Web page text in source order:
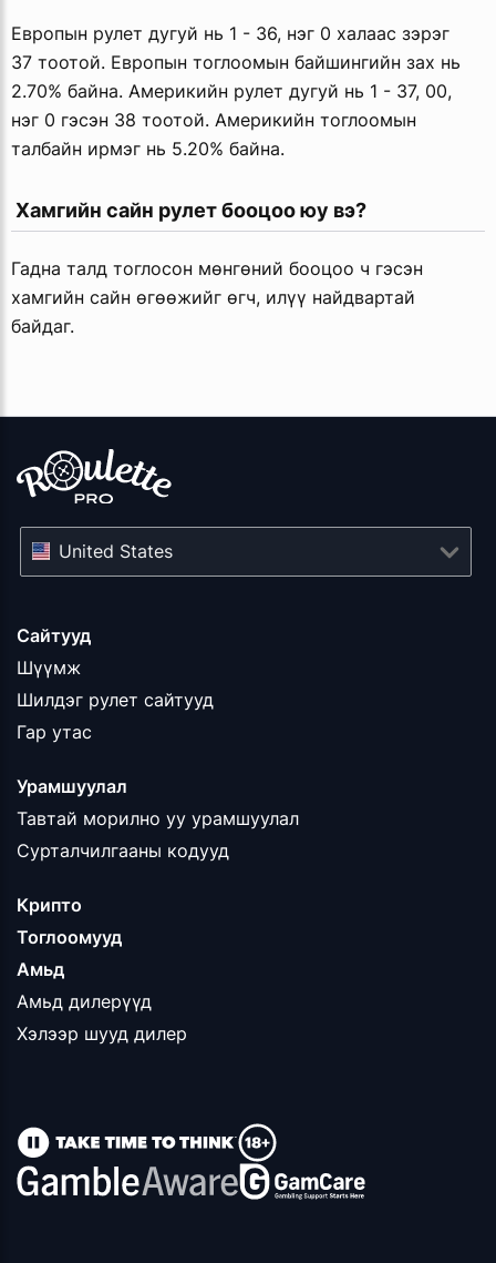
Европын рулет дугуй нь 1 - 36, нэг 0 халаас зэрэг
37 тоотой. Европын тоглоомын байшингийн зах нь
2.70% байна. Америкийн рулет дугуй нь 1 - 37, 00,
нэг 0 гэсэн 38 тоотой. Америкийн тоглоомын
талбайн ирмэг нь 5.20% байна.
Хамгийн сайн рулет бооцоо юу вэ?
Гадна талд тоглосон мөнгөний бооцоо ч гэсэн
хамгийн сайн өгөөжийг өгч, илүү найдвартай
байдаг.
Сайтууд
Шүүмж
Шилдэг рулет сайтууд
Гар утас
Урамшуулал
Тавтай морилно уу урамшуулал
Сурталчилгааны кодууд
Крипто
Тоглоомууд
Амьд
Амьд дилерүүд
Хэлээр шууд дилер
United States